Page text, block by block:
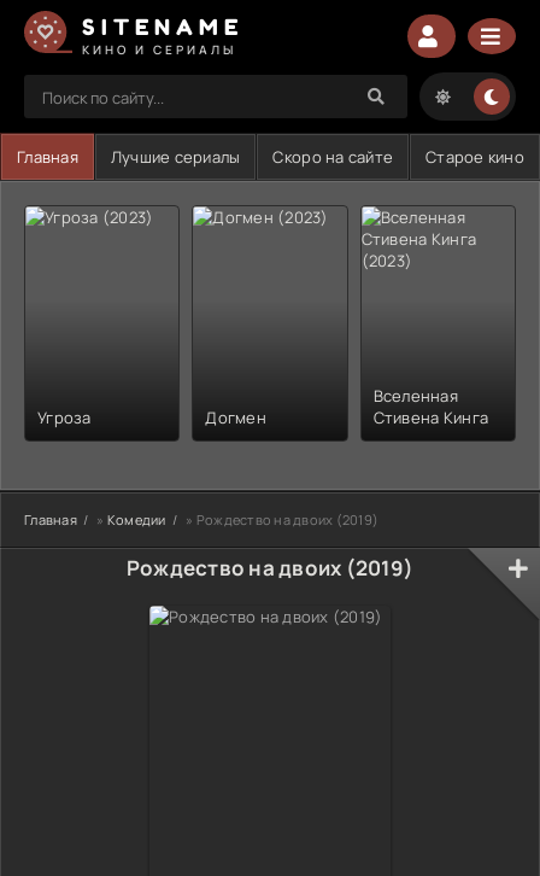
SITENAME
КИНО И СЕРИАЛЫ
Главная Лучшие сериалы Скоро на сайте Старое кино
Угроза Догмен
Вселенная
Стивена Кинга
Главная » Комедии » Рождество на двоих (2019)
Рождество на двоих (2019)